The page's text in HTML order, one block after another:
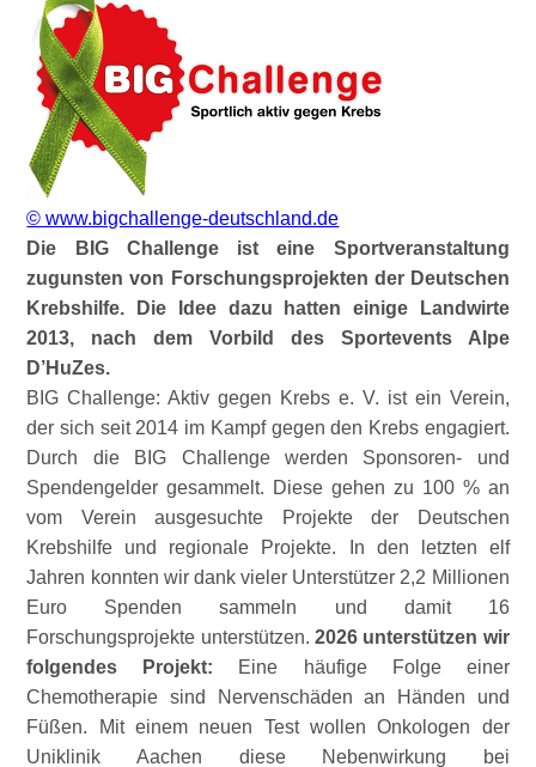
© www.bigchallenge-deutschland.de
Die BIG Challenge ist eine Sportveranstaltung
zugunsten von Forschungsprojekten der Deutschen
Krebshilfe. Die Idee dazu hatten einige Landwirte
2013, nach dem Vorbild des Sportevents Alpe
D’HuZes.
BIG Challenge: Aktiv gegen Krebs e. V. ist ein Verein,
der sich seit 2014 im Kampf gegen den Krebs engagiert.
Durch die BIG Challenge werden Sponsoren- und
Spendengelder gesammelt. Diese gehen zu 100 % an
vom Verein ausgesuchte Projekte der Deutschen
Krebshilfe und regionale Projekte. In den letzten elf
Jahren konnten wir dank vieler Unterstützer 2,2 Millionen
Euro Spenden sammeln und damit 16
Forschungsprojekte unterstützen. 2026 unterstützen wir
folgendes Projekt: Eine häufige Folge einer
Chemotherapie sind Nervenschäden an Händen und
Füßen. Mit einem neuen Test wollen Onkologen der
Uniklinik Aachen diese Nebenwirkung bei